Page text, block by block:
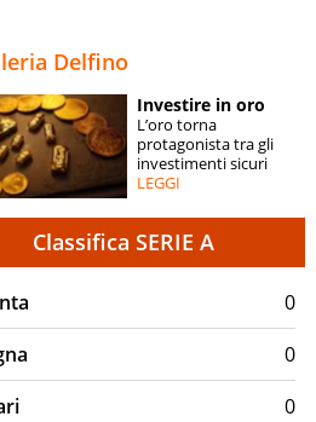
ESPERTI
CONTATTI
Delfino
Investire in oro
L’oro torna
protagonista tra gli
investimenti sicuri
LEGGI
Classifica SERIE A
0
0
0